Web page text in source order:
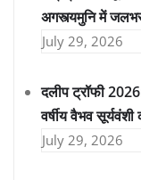
अगस्त्यमुनि में
July 29, 2026
दलीप ट्रॉफी
वर्षीय वैभव
July 29, 2026